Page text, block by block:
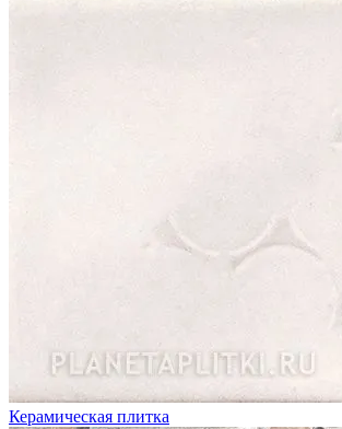
Керамическая плитка